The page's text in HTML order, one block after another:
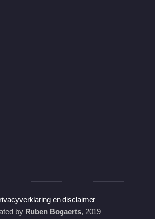
en disclaimer
by Ruben Bogaerts, 2019